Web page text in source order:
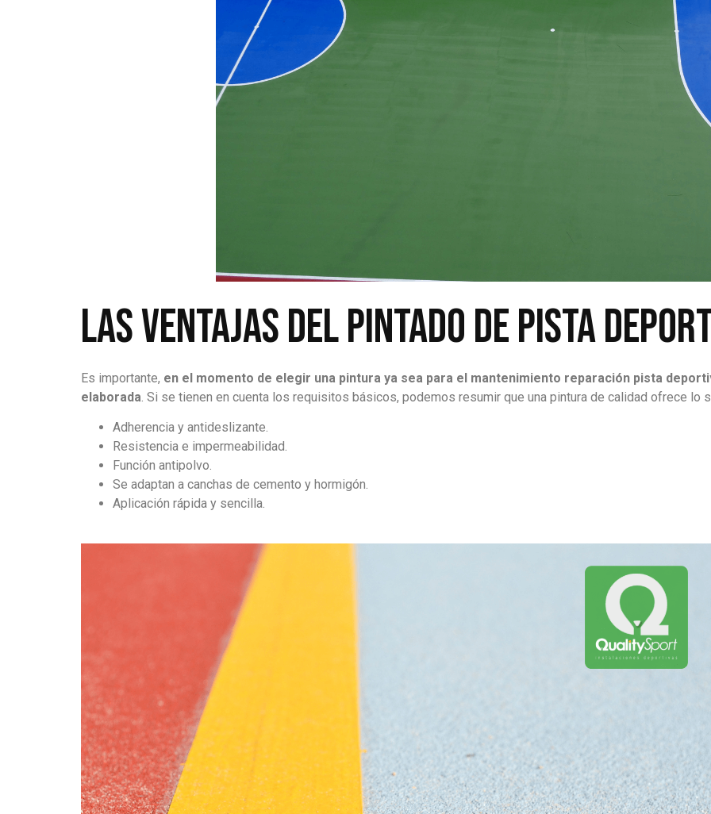
Las ventajas del pintado de pista
Es importante, en el momento de elegir una pintura ya sea para el mantenimiento reparación pista
elaborada . Si se tienen en cuenta los requisitos básicos, podemos resumir que una pintura de calidad ofrece lo
Adherencia y antideslizante.
Resistencia e impermeabilidad.
Función antipolvo.
Se adaptan a canchas de cemento y hormigón.
Aplicación rápida y sencilla.